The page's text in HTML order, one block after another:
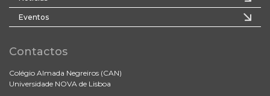
Eventos
Contactos
Colégio Almada Negreiros (CAN)
Universidade NOVA de Lisboa